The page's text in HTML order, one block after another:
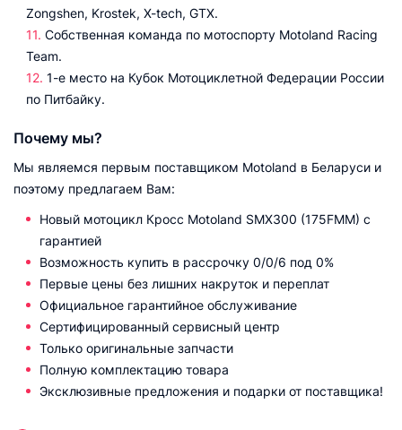
Zongshen, Krostek, X-tech, GTX.
Собственная команда по мотоспорту Motoland Racing
Team.
1-е место на Кубок Мотоциклетной Федерации России
по Питбайку.
Почему мы?
Мы являемся первым поставщиком Motoland в Беларуси и
поэтому предлагаем Вам:
Новый мотоцикл Кросс Motoland SMX300 (175FMM) с
гарантией
Возможность купить в рассрочку 0/0/6 под 0%
Первые цены без лишних накруток и переплат
Официальное гарантийное обслуживание
Сертифицированный сервисный центр
Только оригинальные запчасти
Полную комплектацию товара
Эксклюзивные предложения и подарки от поставщика!